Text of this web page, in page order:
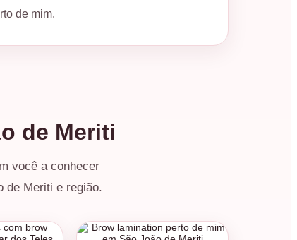
de mim.
de Meriti
você a conhecer
de Meriti e região.